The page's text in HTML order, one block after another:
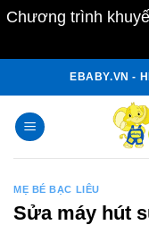
Chương trình
content
EBABY.VN -
MẸ BÉ BẠC LIÊU
Sửa máy hút